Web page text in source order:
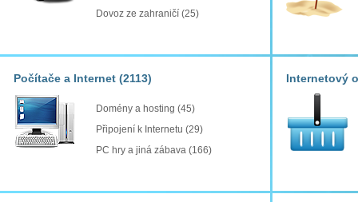
Dovoz ze zahraničí(25)
Počítače a Internet (2113)
Domény a hosting(45)
Připojení k Internetu(29)
PC hry a jiná zábava(166)
Internetový